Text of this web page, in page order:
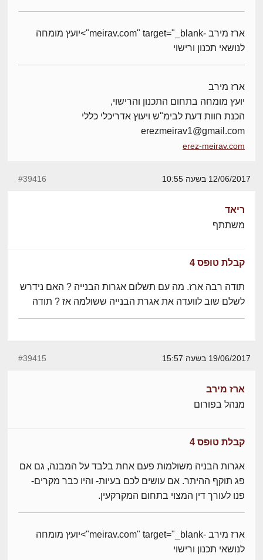
ארז מירב -meirav.com" target="_blank">יועץ מומחה
לנושאי תכנון ורישוי
ארז מירב
יועץ מומחה בתחום התכנון והרישוי,
הכנת חוות דעת לבימ"ש ויעוץ אדריכלי כללי
erezmeirav1@gmail.com
erez-meirav.com
12/06/2017 בשעה 10:55 #39416
ריאד
משתתף
קבלת טופס 4
תודה רבה ארז. מה עם תשלום אגרות הבנייה ? האם נידרש
לשלם שוב לוועדה את אגרת הבנייה ששולמה אז ? תודה
19/06/2017 בשעה 15:57 #39415
ארז מירב
מנהל בפורום
קבלת טופס 4
אגרות הבניה משולמות פעם אחת בלבד על המבנה, גם אם
פג תוקף ההיתר. אם עושים לכם בעיות- והיו כבר מקרים-
פנו לעורך דין המצוי בתחום המקרקעין.
ארז מירב -meirav.com" target="_blank">יועץ מומחה
לנושאי תכנון ורישוי